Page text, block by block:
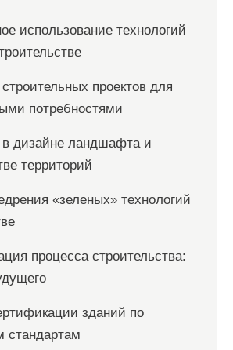
использование технологий
проектов для
потребностями
дизайне ландшафта и
территорий
«зеленых» технологий
процесса строительства:
зданий по
стандартам